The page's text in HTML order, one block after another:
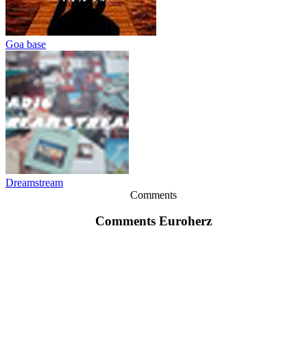
Goa base
Dreamstream
Comments
Comments Euroherz